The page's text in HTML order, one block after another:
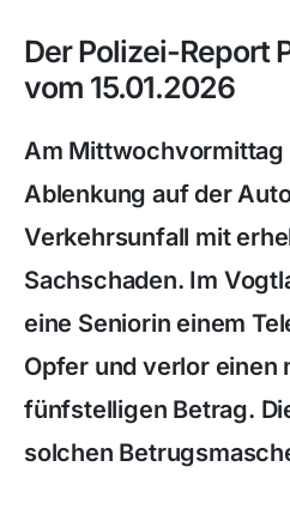
Der Polizei-Report
vom 15.01.2026
Am
Ablenkung auf der
Verkehrsunfall mit
Sachschaden. Im
eine Seniorin einem
Opfer und verlor einen
fünfstelligen Betrag.
solchen